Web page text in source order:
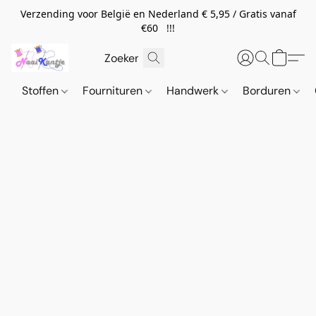
Verzending voor België en Nederland € 5,95 / Gratis vanaf
€60 !!!
Stoffen Fournituren Handwerk Borduren